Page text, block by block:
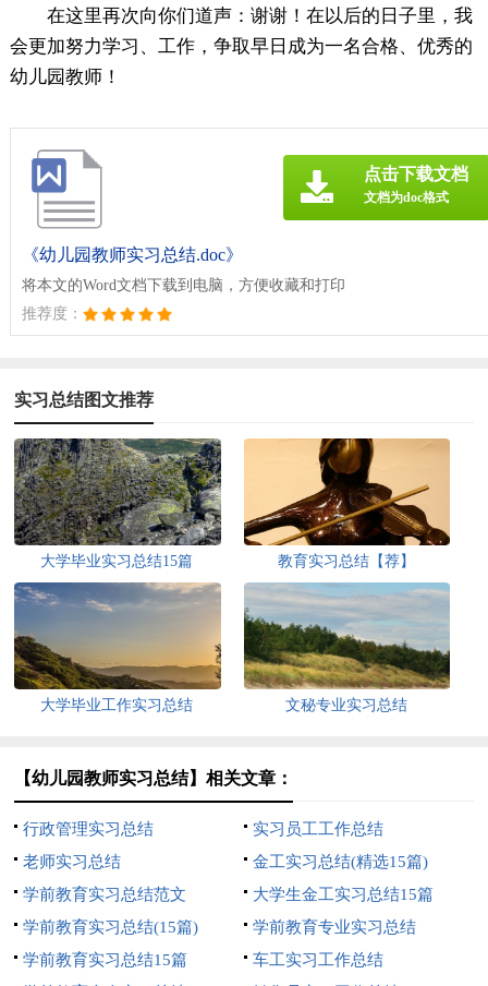
在这里再次向你们道声：谢谢！在以后的日子里，我
会更加努力学习、工作，争取早日成为一名合格、优秀的
幼儿园教师！
《幼儿园教师实习总结.doc》
将本文的Word文档下载到电脑，方便收藏和打印
推荐度：
点击下载文档
文档为doc格式
实习总结图文推荐
大学毕业实习总结15篇 教育实习总结【荐】
大学毕业工作实习总结 文秘专业实习总结
【幼儿园教师实习总结】相关文章：
行政管理实习总结
实习员工工作总结
老师实习总结
金工实习总结(精选15篇)
学前教育实习总结范文
大学生金工实习总结15篇
学前教育实习总结(15篇)
学前教育专业实习总结
学前教育实习总结15篇
车工实习工作总结